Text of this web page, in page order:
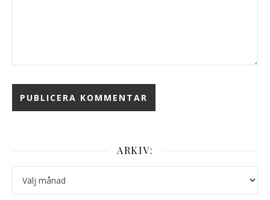
ARKIV: